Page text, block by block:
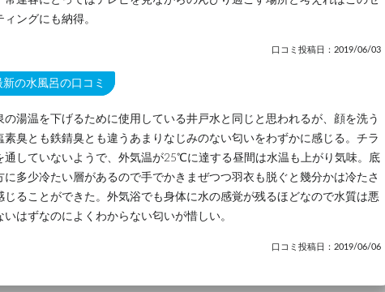
ィングにも納得。
口コミ投稿日：2019/06/03
新の水風呂の口コミ
の湯温を下げるために使用している井戸水と同じと思われるが、顔を洗う
素臭とも鉄錆臭とも違うあまりなじみのない匂いをわずかに感じる。チラ
通していないようで、外気温が25℃に達する昼間は水温も上がり気味。底
に多少冷たい層があるので手でかきまぜつつ羽衣も脱ぐと幾分かは冷たさ
じることができた。外気浴でも身体に水の感覚が残るほどなので水質は悪
いはずなのによくわからない匂いが惜しい。
口コミ投稿日：2019/06/06